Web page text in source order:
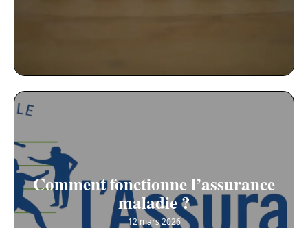
Comment fonctionne l’assurance
maladie ?
12 mars 2026